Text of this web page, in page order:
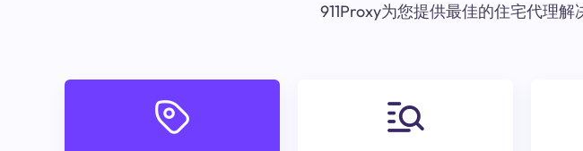
911Proxy为您提供最佳的住宅代理